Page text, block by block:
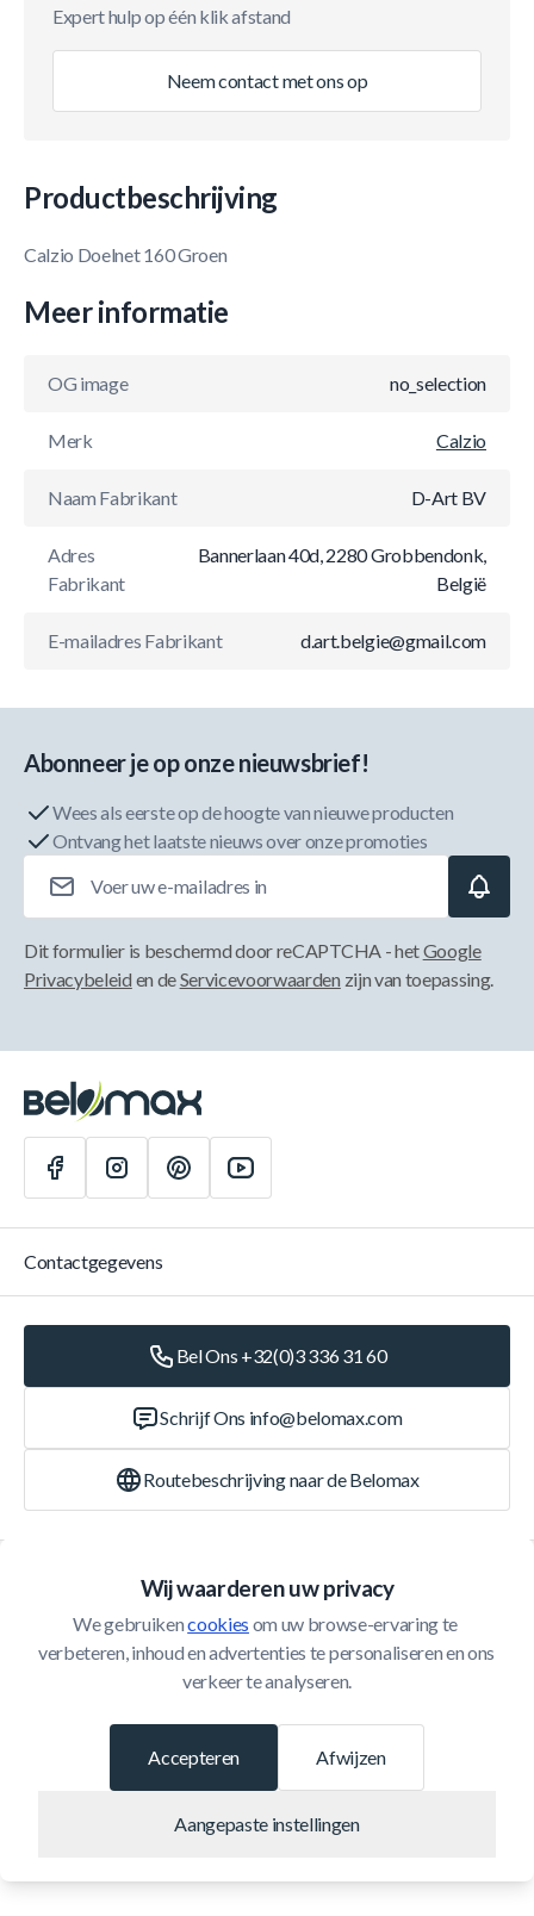
Expert hulp op één klik afstand
Neem contact met ons op
Productbeschrijving
Calzio Doelnet 160 Groen
Meer informatie
OG image no_selection
Merk Calzio
Naam Fabrikant D-Art BV
Adres
Fabrikant
Bannerlaan 40d, 2280 Grobbendonk,
België
E-mailadres Fabrikant d.art.belgie@gmail.com
Wij waarderen uw privacy
We gebruiken cookies om uw browse-ervaring te
verbeteren, inhoud en advertenties te personaliseren en ons
verkeer te analyseren.
Afwijzen
Aangepaste instellingen
Accepteren
Abonneer je op onze nieuwsbrief!
Wees als eerste op de hoogte van nieuwe producten
Ontvang het laatste nieuws over onze promoties
Dit formulier is beschermd door reCAPTCHA - hetGoogle
Privacybeleid en deServicevoorwaarden zijn van toepassing.
Klantenservice
Contactgegevens
Bel Ons +32(0)3 336 31 60
Schrijf Ons info@belomax.com
Routebeschrijving naar de Belomax